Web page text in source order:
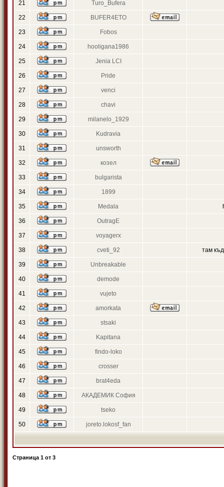
21 Turo_Bufera
22 BUFER4ETO
23 Fobos
24 hooligana1986
25 Jenia LCI
26 Pride
27 venci
28 chavi
29 milanelo_1929
30 Kudravia
31 unsworth
32 козел
33 bulgarista
34 1899
35 Medala
36 OutragE
37 voyagerx
38 cveti_92 там
39 Unbreakable
40 demode
41 vujeto
42 amorkata
43 stsaki
44 Kapitana
45 findo-loko
46 crosser
47 brat4eda
48 АКАДЕМИК София
49 tseko
50 joreto.lokosf_fan
Страница 1 от 3